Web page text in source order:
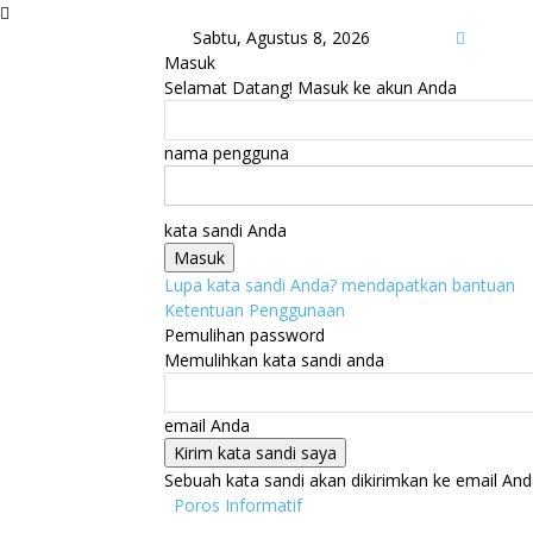
Sabtu, Agustus 8, 2026
Masuk
Selamat Datang! Masuk ke akun Anda
nama pengguna
kata sandi Anda
Lupa kata sandi Anda? mendapatkan bantuan
Ketentuan Penggunaan
Pemulihan password
Memulihkan kata sandi anda
email Anda
Sebuah kata sandi akan dikirimkan ke email
Poros Informatif